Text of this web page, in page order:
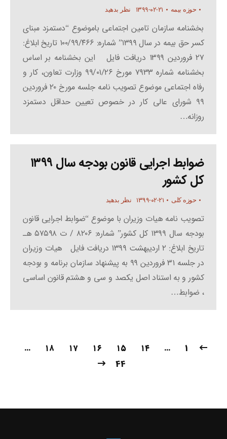
حوزه بیمه ۱۳۹۹-۰۲-۲۱ نظر بدهید
بخشنامه سازمان تامین اجتماعی باموضوع “دستمزد مبنای
کسر حق بیمه در سال ۱۳۹۹” شماره: ۱۰۰/۹۹/۴۶۶ تاریخ ابلاغ:
۲۷ فروردین ۱۳۹۹ دریافت فایل این بخشنامه بر اساس
بخشنامه شماره ۷۹۳۳ مورخ ۹۹/۰۱/۲۶ وزارت تعاون، کار و
رفاه اجتماعی موضوع تصویب نامه جلسه مورخ ۲۰ فروردین
۹۹ شورای عالی کار در خصوص تعیین حداقل دستمزد
روزانه…
ضوابط اجرایی قانون بودجه سال ۱۳۹۹
کل کشور
حوزه کلی ۱۳۹۹-۰۲-۲۱ نظر بدهید
تصویب نامه هیات وزیران با موضوع “ضوابط اجرایی قانون
بودجه سال ۱۳۹۹ کل کشور” شماره: ۸۲۰۶ / ت ۵۷۵۹۸ هـ
تاریخ ابلاغ: ۲ اردیبهشت ۱۳۹۹ دریافت فایل هیات وزیران
در جلسه ۳۱ فروردین ۹۹ به پیشنهاد سازمان برنامه و بودجه
کشور و به استناد اصل یکصد و سی و هشتم قانون اساسی
، ضوابط…
1
… ۱۴ ۱۵ ۱۶ ۱۷ ۱۸
…
44